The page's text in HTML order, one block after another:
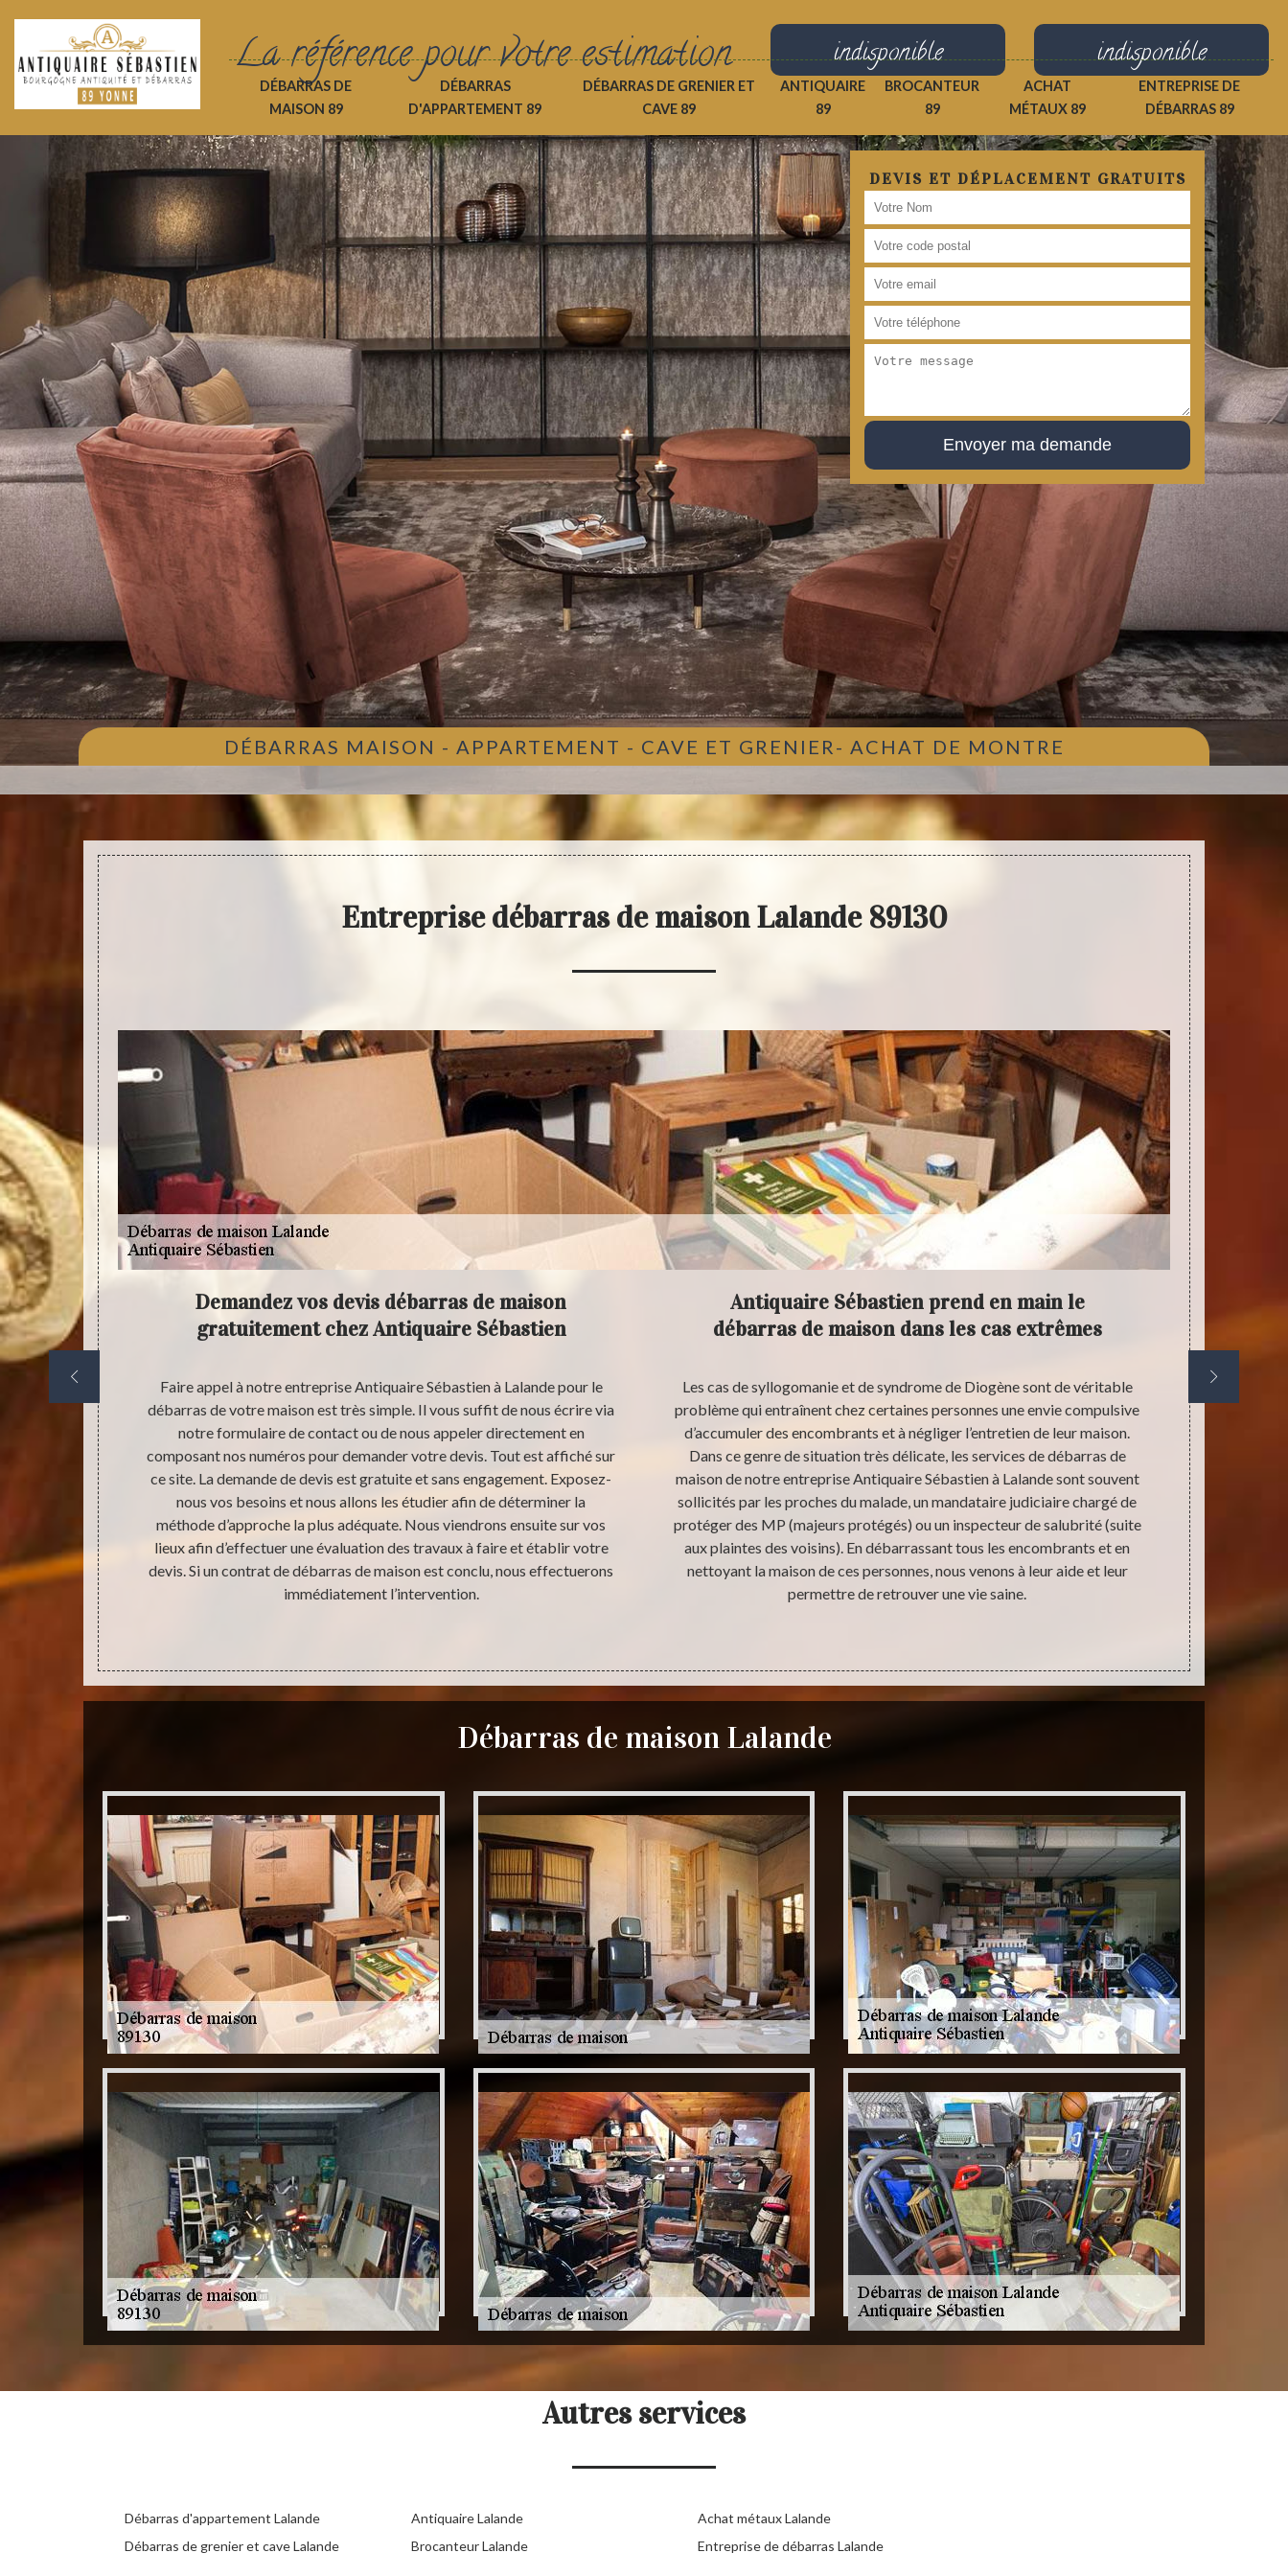
La référence pour votre estimation indisponible indisponible
DÉBARRAS DE
MAISON 89
DÉBARRAS
D'APPARTEMENT 89
DÉBARRAS DE GRENIER ET
CAVE 89
ANTIQUAIRE
89
BROCANTEUR
89
ACHAT
MÉTAUX 89
ENTREPRISE DE
DÉBARRAS 89
DEVIS ET DÉPLACEMENT GRATUITS
DÉBARRAS MAISON - APPARTEMENT - CAVE ET GRENIER- ACHAT DE MONTRE
Entreprise débarras de maison Lalande 89130
de
chacun
Notez que
de
Demandez vos devis débarras de maison
gratuitement chez Antiquaire Sébastien
Faire appel à notre entreprise Antiquaire Sébastien à Lalande pour le
débarras de votre maison est très simple. Il vous suffit de nous écrire via
notre formulaire de contact ou de nous appeler directement en
composant nos numéros pour demander votre devis. Tout est affiché sur
ce site. La demande de devis est gratuite et sans engagement. Exposez-
nous vos besoins et nous allons les étudier afin de déterminer la
méthode d’approche la plus adéquate. Nous viendrons ensuite sur vos
lieux afin d’effectuer une évaluation des travaux à faire et établir votre
devis. Si un contrat de débarras de maison est conclu, nous effectuerons
immédiatement l’intervention.
Antiquaire Sébastien prend en main le
débarras de maison dans les cas extrêmes
Les cas de syllogomanie et de syndrome de Diogène sont de véritable
problème qui entraînent chez certaines personnes une envie compulsive
d’accumuler des encombrants et à négliger l’entretien de leur maison.
Dans ce genre de situation très délicate, les services de débarras de
maison de notre entreprise Antiquaire Sébastien à Lalande sont souvent
sollicités par les proches du malade, un mandataire judiciaire chargé de
protéger des MP (majeurs protégés) ou un inspecteur de salubrité (suite
aux plaintes des voisins). En débarrassant tous les encombrants et en
nettoyant la maison de ces personnes, nous venons à leur aide et leur
permettre de retrouver une vie saine.
Lors du
Débarras de maison Lalande
Autres services
Débarras d'appartement Lalande
Débarras de grenier et cave Lalande
Antiquaire Lalande
Brocanteur Lalande
Achat métaux Lalande
Entreprise de débarras Lalande